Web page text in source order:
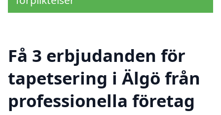
Få 3 erbjudanden för
tapetsering i Älgö från
professionella företag